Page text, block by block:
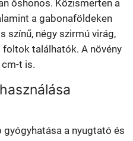
őshonos. Közismerten a
a gabonaföldeken
színű, négy szirmú virág,
találhatók. A növény
t is.
a nyugtató és